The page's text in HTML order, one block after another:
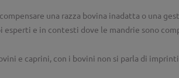
una razza bovina inadatta o una
esperti e in contesti dove le mandrie sono
e caprini, con i bovini non si parla di